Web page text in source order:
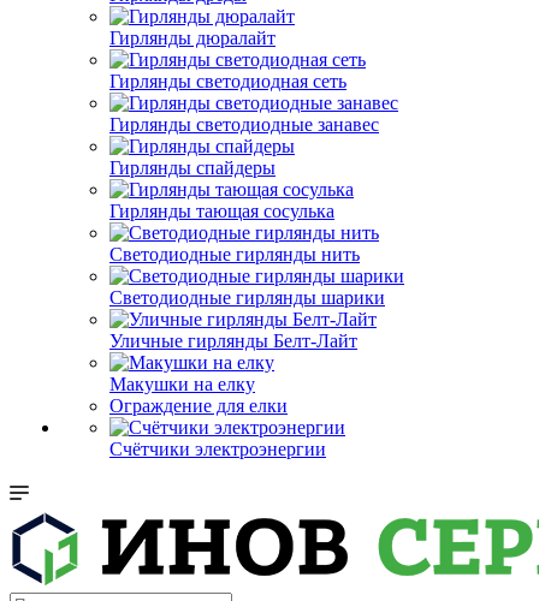
Гирлянды дюралайт
Гирлянды светодиодная сеть
Гирлянды светодиодные занавес
Гирлянды спайдеры
Гирлянды тающая сосулька
Светодиодные гирлянды нить
Светодиодные гирлянды шарики
Уличные гирлянды Белт-Лайт
Макушки на елку
Ограждение для елки
Счётчики электроэнергии